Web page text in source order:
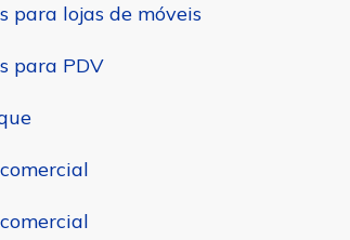
para lojas de móveis
para PDV